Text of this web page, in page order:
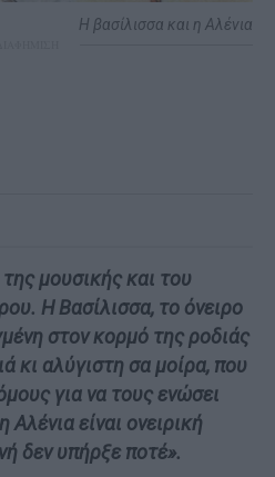
Η βασίλισσα και η Αλένια
μουσικής και του
Η Βασίλισσα, το όνειρο
στον κορμό της ροδιάς
κι αλύγιστη σα μοίρα, που
για να τους ενώσει
είναι ονειρική
δεν υπήρξε ποτέ».